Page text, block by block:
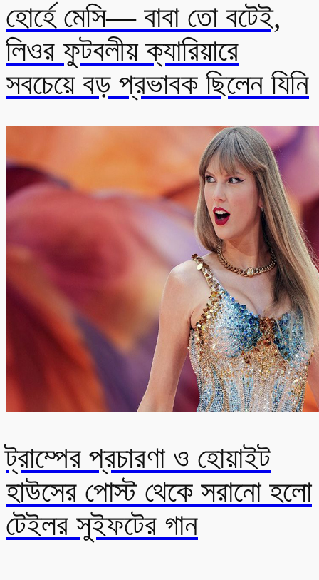
হোর্হে মেসি— বাবা তো বটেই,
লিওর ফুটবলীয় ক্যারিয়ারে
সবচেয়ে বড় প্রভাবক ছিলেন যিনি
ট্রাম্পের প্রচারণা ও হোয়াইট
হাউসের পোস্ট থেকে সরানো হলো
টেইলর সুইফটের গান